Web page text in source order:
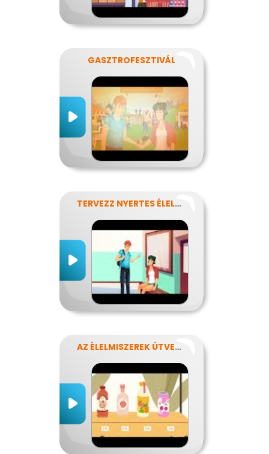
GASZTROFESZTIVÁL
TERVEZZ NYERTES ÉLELMISZER-CSOMAGOLÁST!
AZ ÉLELMISZEREK ÚTVESZTŐJÉBEN